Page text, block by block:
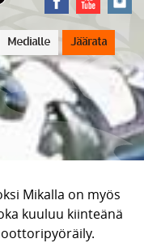
Medialle Jäärata
Mikalla on myös
kuuluu kiinteänä